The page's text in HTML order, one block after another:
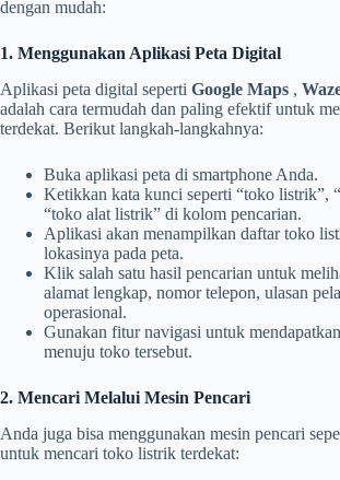
dengan mudah:
1. Menggunakan Aplikasi Peta Digital
Aplikasi peta digital seperti Google Maps ,
adalah cara termudah dan paling efektif untuk
terdekat. Berikut langkah-langkahnya:
Buka aplikasi peta di smartphone Anda.
Ketikkan kata kunci seperti “toko listrik”,
“toko alat listrik” di kolom pencarian.
Aplikasi akan menampilkan daftar toko
lokasinya pada peta.
Klik salah satu hasil pencarian untuk
alamat lengkap, nomor telepon, ulasan
operasional.
Gunakan fitur navigasi untuk
menuju toko tersebut.
2. Mencari Melalui Mesin Pencari
Anda juga bisa menggunakan mesin pencari
untuk mencari toko listrik terdekat: